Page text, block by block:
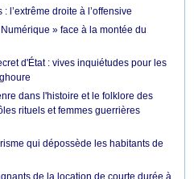
l’extrême droite à l’offensive
» face à la montée du
d'État : vives inquiétudes pour les
dans l'histoire et le folklore des
rituels et femmes guerrières
qui dépossède les habitants de
de la location de courte durée à